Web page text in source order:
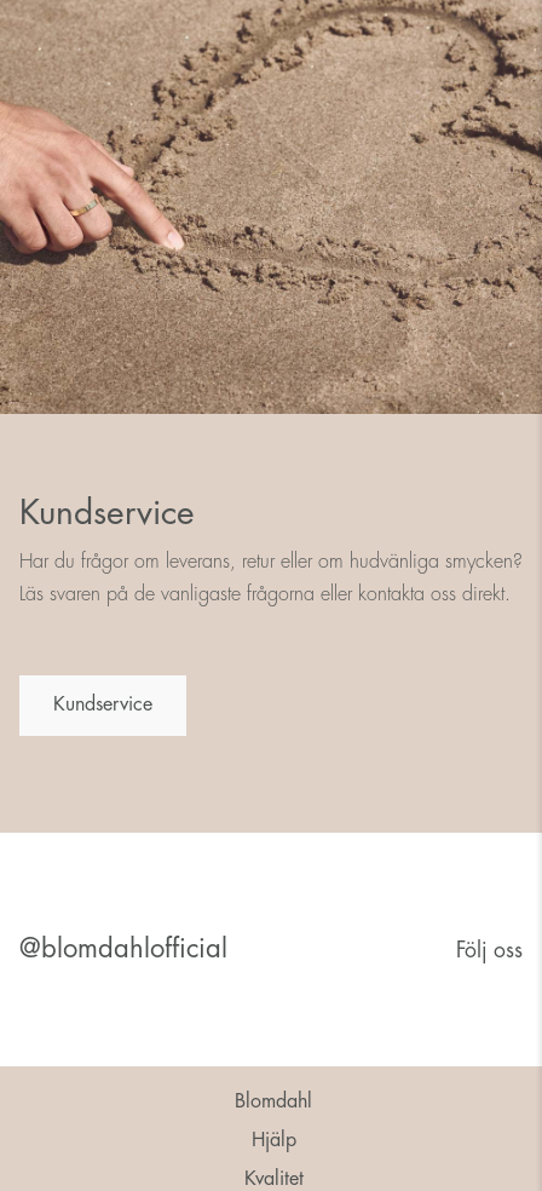
Kundservice
Har du frågor om leverans, retur eller om hudvänliga smycken?
Läs svaren på de vanligaste frågorna eller kontakta oss direkt.
Kundservice
@blomdahlofficial Följ oss
Blomdahl
Hjälp
Kvalitet